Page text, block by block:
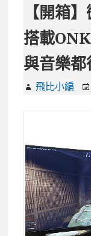
【開箱
搭載
與音樂都
飛比小編